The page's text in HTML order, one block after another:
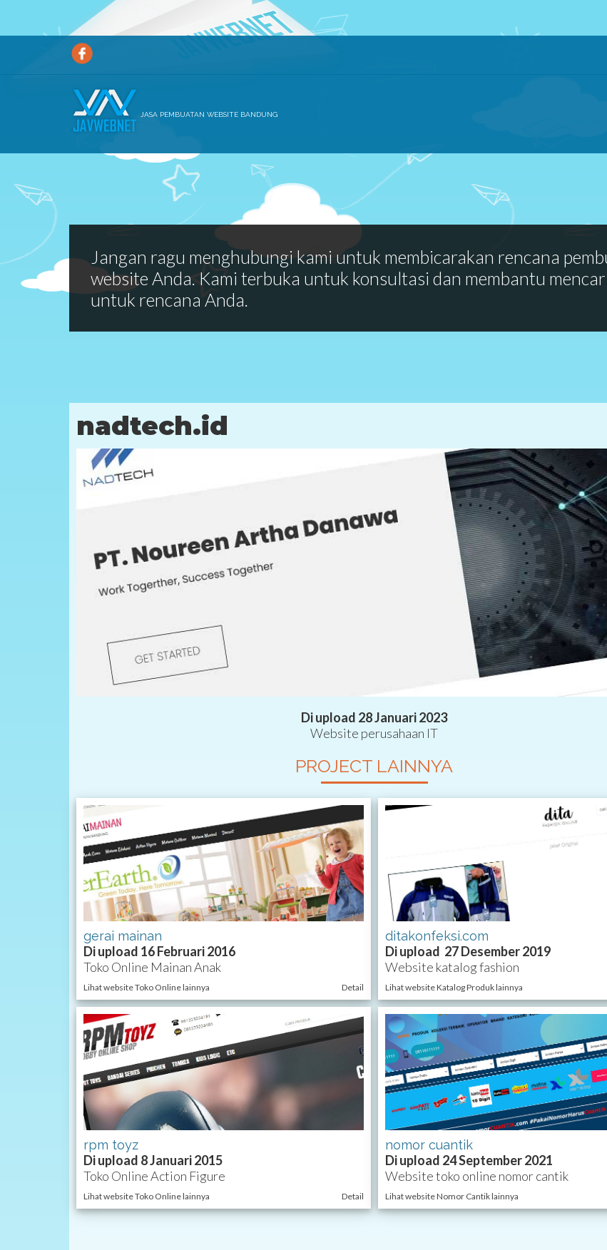
JASA PEMBUATAN WEBSITE BANDUNG
Jangan ragu menghubungi kami untuk membicarakan rencana
website Anda. Kami terbuka untuk konsultasi dan membantu
untuk rencana Anda.
nadtech.id
Di upload 28 Januari 2023
Website perusahaan IT
PROJECT LAINNYA
gerai mainan
Di upload 16 Februari 2016
Toko Online Mainan Anak
Lihat website Toko Online lainnya Detail
ditakonfeksi.com
Di upload 27 Desember 2019
Website katalog fashion
Lihat website Katalog Produk lainnya
rpm toyz
Di upload 8 Januari 2015
Toko Online Action Figure
Lihat website Toko Online lainnya Detail
nomor cuantik
Di upload 24 September 2021
Website toko online nomor cantik
Lihat website Nomor Cantik lainnya